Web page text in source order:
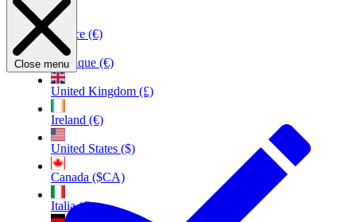
France (€)
Belgique (€)
United Kingdom (£)
Ireland (€)
United States ($)
Canada ($CA)
Italia (€)
Close menu